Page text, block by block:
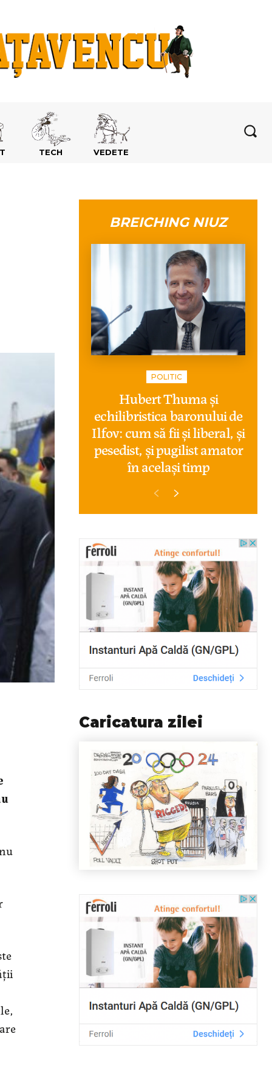
TECH VEDETE
BREICHING NIUZ
POLITIC
Hubert Thuma și
echilibristica baronului de
Ilfov: cum să fii și liberal, și
pesedist, și pugilist amator
în același timp
Caricatura zilei